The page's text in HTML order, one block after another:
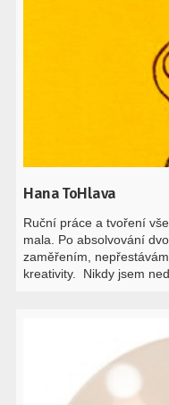
Hana ToHlava
Ruční práce a tvoření
mala. Po absolvování
zaměřením,
kreativity. Nikdy jsem